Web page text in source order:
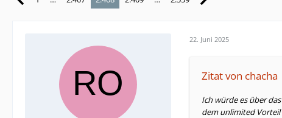
22. Juni 2025
Zitat von chacha
Ich würde es über
dem unlimited